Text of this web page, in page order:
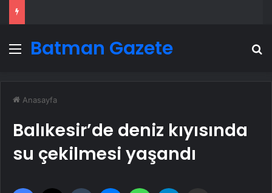
Menü
Batman Gazete
Anasayfa
Balıkesir’de deniz kıyısında
su çekilmesi yaşandı
Facebook Tumblr MessengerWhatsApp